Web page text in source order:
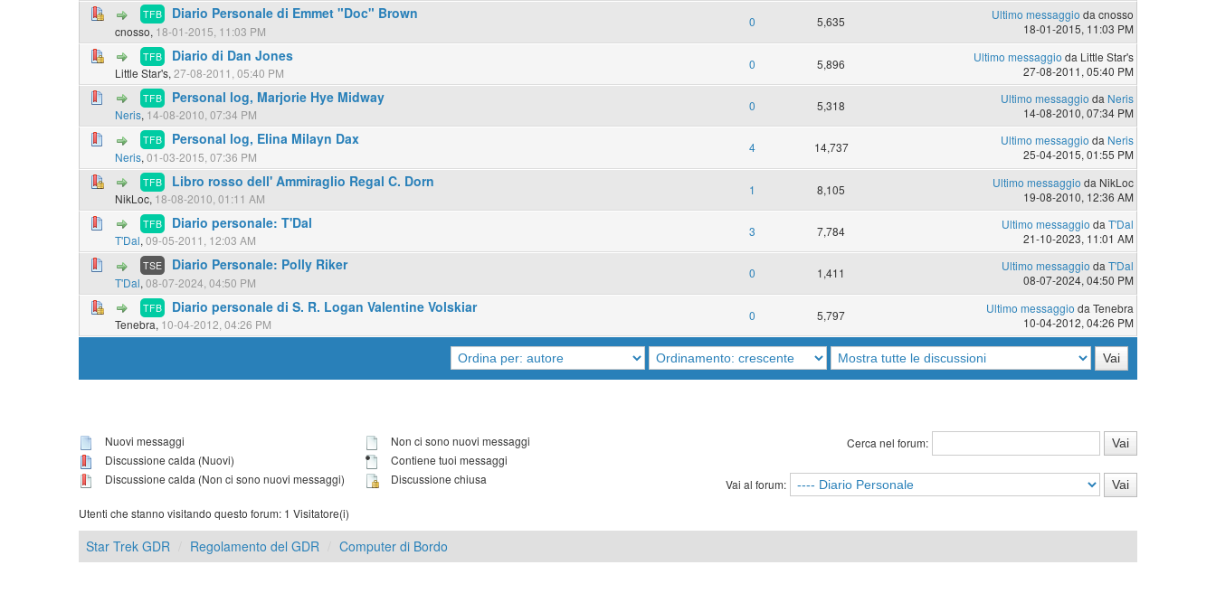
TFB Diario Personale di Emmet "Doc" Brown
cnosso, 18-01-2015, 11:03 PM
0 5,635 Ultimo messaggio da cnosso
18-01-2015, 11:03 PM
TFB Diario di Dan Jones
Little Star's, 27-08-2011, 05:40 PM
0 5,896 Ultimo messaggio da Little Star's
27-08-2011, 05:40 PM
TFB Personal log, Marjorie Hye Midway
Neris, 14-08-2010, 07:34 PM
0 5,318 Ultimo messaggio da Neris
14-08-2010, 07:34 PM
TFB Personal log, Elina Milayn Dax
Neris, 01-03-2015, 07:36 PM
4 14,737 Ultimo messaggio da Neris
25-04-2015, 01:55 PM
TFB Libro rosso dell' Ammiraglio Regal C. Dorn
NikLoc, 18-08-2010, 01:11 AM
1 8,105 Ultimo messaggio da NikLoc
19-08-2010, 12:36 AM
TFB Diario personale: T'Dal
T'Dal, 09-05-2011, 12:03 AM
3 7,784 Ultimo messaggio da T'Dal
21-10-2023, 11:01 AM
TSE Diario Personale: Polly Riker
T'Dal, 08-07-2024, 04:50 PM
0 1,411 Ultimo messaggio daT'Dal
08-07-2024, 04:50 PM
TFB Diario personale di S. R. Logan Valentine Volskiar
Tenebra, 10-04-2012, 04:26 PM
0 5,797 Ultimo messaggio da Tenebra
10-04-2012, 04:26 PM
Nuovi messaggi
Discussione calda (Nuovi)
Discussione calda (Non ci sono nuovi messaggi)
Non ci sono nuovi messaggi
Contiene tuoi messaggi
Discussione chiusa
Cerca nel forum:
Vai al forum:
Utenti che stanno visitando questo forum: 1 Visitatore(i)
Star Trek GDR Regolamento del GDR Computer di Bordo